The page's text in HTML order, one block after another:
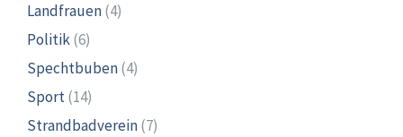
Landfrauen(4)
Politik(6)
Spechtbuben(4)
Sport(14)
Strandbadverein(7)